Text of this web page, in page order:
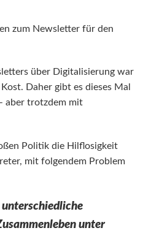
zum Newsletter für den
über Digitalisierung war
Daher gibt es dieses Mal
aber trotzdem mit
Politik die Hilflosigkeit
mit folgendem Problem
unter